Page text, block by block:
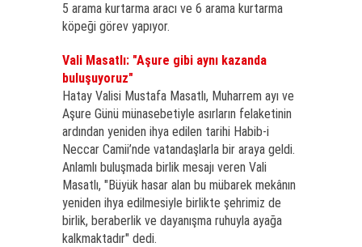
5 arama kurtarma aracı ve 6 arama kurtarma
köpeği görev yapıyor.
Vali Masatlı: "Aşure gibi aynı kazanda
buluşuyoruz"
Hatay Valisi Mustafa Masatlı, Muharrem ayı ve
Aşure Günü münasebetiyle asırların felaketinin
ardından yeniden ihya edilen tarihi Habib-i
Neccar Camii’nde vatandaşlarla bir araya geldi.
Anlamlı buluşmada birlik mesajı veren Vali
Masatlı, "Büyük hasar alan bu mübarek mekânın
yeniden ihya edilmesiyle birlikte şehrimiz de
birlik, beraberlik ve dayanışma ruhuyla ayağa
kalkmaktadır" dedi.